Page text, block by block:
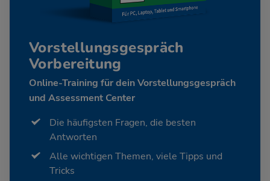
Vorstellungsgespräch
Vorbereitung
Online-Training für dein Vorstellungsgespräch
und Assessment Center
Die häufigsten Fragen, die besten
Antworten
Alle wichtigen Themen, viele Tipps und
Tricks